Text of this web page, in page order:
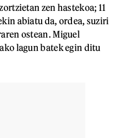
zen hastekoa; 11
abiatu da, ordea, suziri
ostean. Miguel
lagun batek egin ditu